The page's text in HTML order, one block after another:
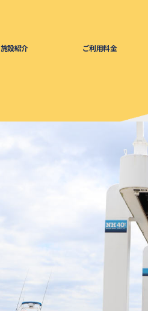
施設紹介 ご利用料金